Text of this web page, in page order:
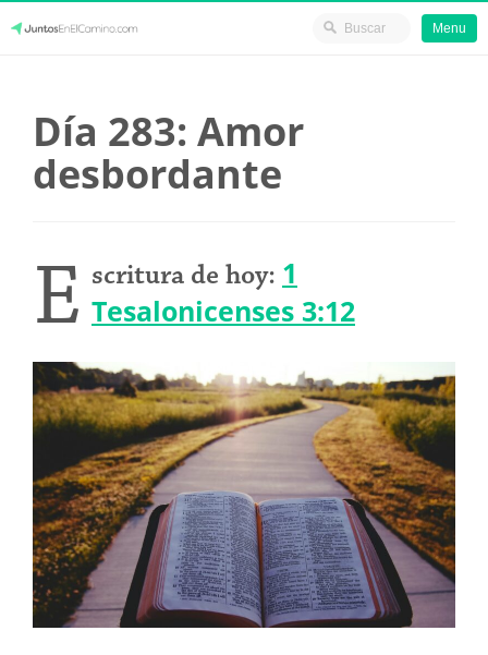
content
Menu
Día 283: Amor
desbordante
E scritura de hoy: 1
Tesalonicenses 3:12